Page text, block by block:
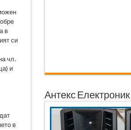
в
си
чл.
и
в
Антекс Електроник